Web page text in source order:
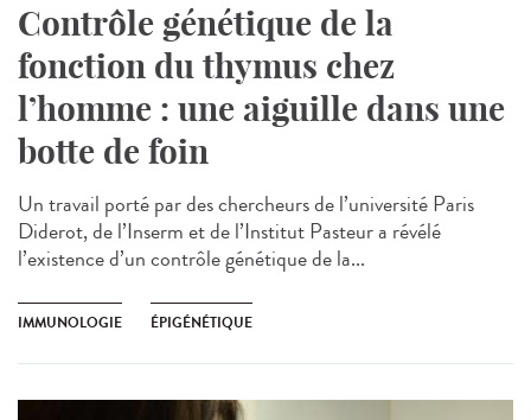
Contrôle génétique de la
fonction du thymus chez
l’homme : une aiguille dans une
botte de foin
Un travail porté par des chercheurs de l’université Paris
Diderot, de l’Inserm et de l’Institut Pasteur a révélé
l’existence d’un contrôle génétique de la...
IMMUNOLOGIE ÉPIGÉNÉTIQUE